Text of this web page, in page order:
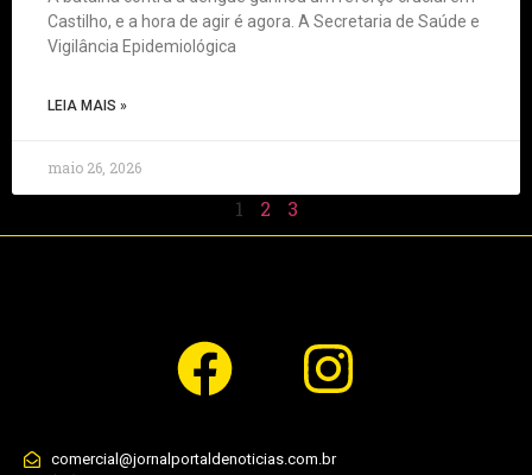
Castilho, e a hora de agir é agora. A Secretaria de Saúde e
Vigilância Epidemiológica
LEIA MAIS »
maio 26, 2026
1 2 3
comercial@jornalportaldenoticias.com.br